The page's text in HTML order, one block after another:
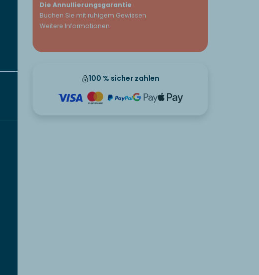
Die Annullierungsgarantie
Buchen Sie mit ruhigem Gewissen
Weitere Informationen
100 % sicher zahlen